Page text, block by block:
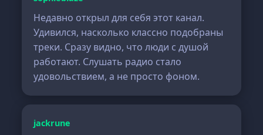
Недавно открыл для себя этот канал.
Удивился, насколько классно подобраны
треки. Сразу видно, что люди с душой
работают. Слушать радио стало
удовольствием, а не просто фоном.
jackrune